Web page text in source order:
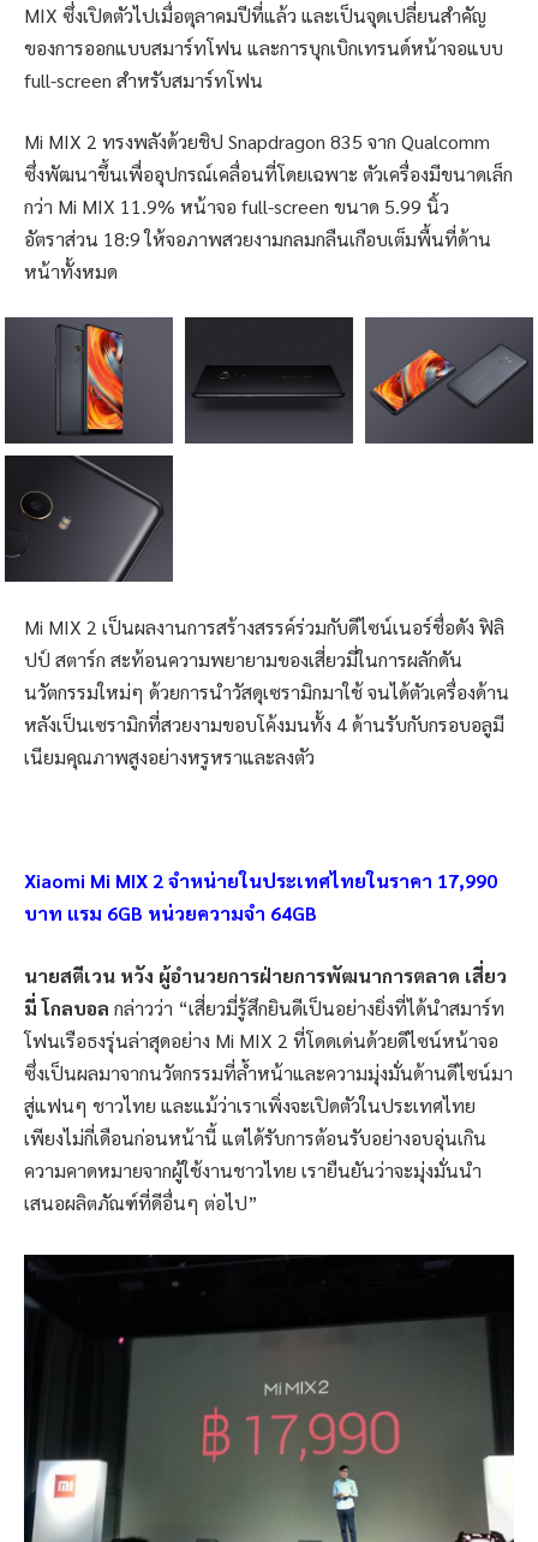
MIX ซึ่งเปิดตัวไปเมื่อตุลาคมปีที่แล้ว และเป็นจุดเปลี่ยนสำคัญ
ของการออกแบบสมาร์ทโฟน และการบุกเบิกเทรนด์หน้าจอแบบ
full-screen สำหรับสมาร์ทโฟน
Mi MIX 2 ทรงพลังด้วยชิป Snapdragon 835 จาก Qualcomm
ซึ่งพัฒนาขึ้นเพื่ออุปกรณ์เคลื่อนที่โดยเฉพาะ ตัวเครื่องมีขนาดเล็ก
กว่า Mi MIX 11.9% หน้าจอ full-screen ขนาด 5.99 นิ้ว
อัตราส่วน 18:9 ให้จอภาพสวยงามกลมกลืนเกือบเต็มพื้นที่ด้าน
หน้าทั้งหมด
Mi MIX 2 เป็นผลงานการสร้างสรรค์ร่วมกับดีไซน์เนอร์ชื่อดัง ฟิลิ
ปป์ สตาร์ก สะท้อนความพยายามของเสี่ยวมี่ในการผลักดัน
นวัตกรรมใหม่ๆ ด้วยการนำวัสดุเซรามิกมาใช้ จนได้ตัวเครื่องด้าน
หลังเป็นเซรามิกที่สวยงามขอบโค้งมนทั้ง 4 ด้านรับกับกรอบอลูมี
เนียมคุณภาพสูงอย่างหรูหราและลงตัว
Xiaomi Mi MIX 2 จำหน่ายในประเทศไทยในราคา 17,990
บาท แรม 6GB หน่วยความจำ 64GB
นายสตีเวน หวัง ผู้อำนวยการฝ่ายการพัฒนาการตลาด เสี่ยว
มี่ โกลบอล กล่าวว่า “เสี่ยวมี่รู้สึกยินดีเป็นอย่างยิ่งที่ได้นำสมาร์ท
โฟนเรือธงรุ่นล่าสุดอย่าง Mi MIX 2 ที่โดดเด่นด้วยดีไซน์หน้าจอ
ซึ่งเป็นผลมาจากนวัตกรรมที่ล้ำหน้าและความมุ่งมั่นด้านดีไซน์มา
สู่แฟนๆ ชาวไทย และแม้ว่าเราเพิ่งจะเปิดตัวในประเทศไทย
เพียงไม่กี่เดือนก่อนหน้านี้ แต่ได้รับการต้อนรับอย่างอบอุ่นเกิน
ความคาดหมายจากผู้ใช้งานชาวไทย เรายืนยันว่าจะมุ่งมั่นนำ
เสนอผลิตภัณฑ์ที่ดีอื่นๆ ต่อไป”